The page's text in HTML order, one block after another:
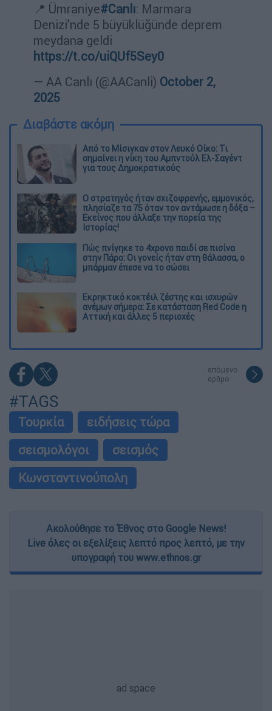
📍 Ümraniye#Canlı: Marmara
Denizi’nde 5 büyüklüğünde deprem
meydana geldi
https://t.co/uiQUf5Sey0
— AA Canlı (@AACanli) October 2,
2025
Διαβάστε ακόμη
Από το Μίσιγκαν στον Λευκό Οίκο: Τι
σημαίνει η νίκη του Αμπντούλ Ελ-Σαγέντ
για τους Δημοκρατικούς
O στρατηγός ήταν σχιζοφρενής, εμμονικός,
πλησίαζε τα 75 όταν τον αντάμωσε η δόξα –
Εκείνος που άλλαξε την πορεία της
Ιστορίας!
Πώς πνίγηκε το 4χρονο παιδί σε πισίνα
στην Πάρο: Οι γονείς ήταν στη θάλασσα, ο
μπάρμαν έπεσε να το σώσει
Εκρηκτικό κοκτέιλ ζέστης και ισχυρών
ανέμων σήμερα: Σε κατάσταση Red Code η
Αττική και άλλες 5 περιοχές
επόμενο
άρθρο
#TAGS
Τουρκία
ειδήσεις τώρα
σεισμολόγοι
σεισμός
Κωνσταντινούπολη
Ακολούθησε το Έθνος στο Google News!
Live όλες οι εξελίξεις λεπτό προς λεπτό, με την
υπογραφή του www.ethnos.gr